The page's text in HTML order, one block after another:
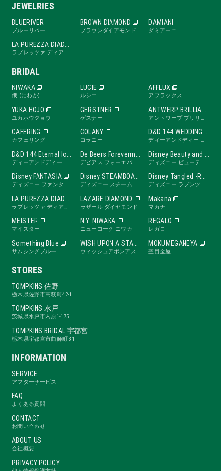
JEWELRIES
BLUERIVER
ブルーリバー
BROWN DIAMOND
ブラウンダイアモンド
DAMIANI
ダミアーニ
BRIDAL
NIWAKA
俄 (にわか)
LUCIE
ルシエ
AFFLUX
アフラックス
YUKA HOJO
ユカホウジョウ
GERSTNER
ゲスナー
CAFERING
カフェリング
COLANY
コラニー
Disney FANTASIA Disney STEAMBOAT WILLIE
LAZARE DIAMOND
ラザール ダイヤモンド
Makana
マカナ
MEISTER
マイスター
N.Y. NIWAKA
ニューヨーク ニワカ
REGALO
レガロ
Something Blue
サムシングブルー
WISH UPON A STAR MOKUMEGANEYA
杢目金屋
STORES
TOMPKINS 佐野
栃木県佐野市高萩町42-1
TOMPKINS 水戸
茨城県水戸市内原1-175
TOMPKINS BRIDAL 宇都宮
栃木県宇都宮市曲師町3-1
INFORMATION
SERVICE
アフターサービス
FAQ
よくある質問
CONTACT
お問い合わせ
ABOUT US
会社概要
PRIVACY POLICY